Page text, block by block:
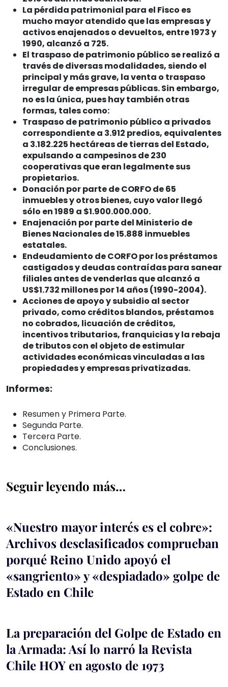
La pérdida patrimonial para el Fisco es
mucho mayor atendido que las empresas y
activos enajenados o devueltos, entre 1973 y
1990, alcanzó a 725.
El traspaso de patrimonio público se realizó a
través de diversas modalidades, siendo el
principal y más grave, la venta o traspaso
irregular de empresas públicas. Sin embargo,
no es la única, pues hay también otras
formas, tales como:
Traspaso de patrimonio público a privados
correspondiente a 3.912 predios, equivalentes
a 3.182.225 hectáreas de tierras del Estado,
expulsando a campesinos de 230
cooperativas que eran legalmente sus
propietarios.
Donación por parte de CORFO de 65
inmuebles y otros bienes, cuyo valor llegó
sólo en 1989 a $1.900.000.000.
Enajenación por parte del Ministerio de
Bienes Nacionales de 15.888 inmuebles
estatales.
Endeudamiento de CORFO por los préstamos
castigados y deudas contraídas para sanear
filiales antes de venderlas que alcanzó a
US$1.732 millones por 14 años (1990-2004).
Acciones de apoyo y subsidio al sector
privado, como créditos blandos, préstamos
no cobrados, licuación de créditos,
incentivos tributarios, franquicias y la rebaja
de tributos con el objeto de estimular
actividades económicas vinculadas a las
propiedades y empresas privatizadas.
Informes:
Resumen y Primera Parte.
Segunda Parte.
Tercera Parte.
Conclusiones.
Seguir leyendo más…
«Nuestro mayor interés es el cobre»:
Archivos desclasificados comprueban
porqué Reino Unido apoyó el
«sangriento» y «despiadado» golpe de
Estado en Chile
La preparación del Golpe de Estado en
la Armada: Así lo narró la Revista
Chile HOY en agosto de 1973